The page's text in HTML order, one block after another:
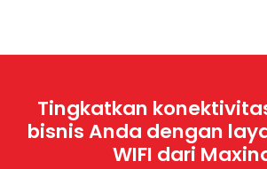
Tingkatkan
bisnis Anda dengan
WIFI dari